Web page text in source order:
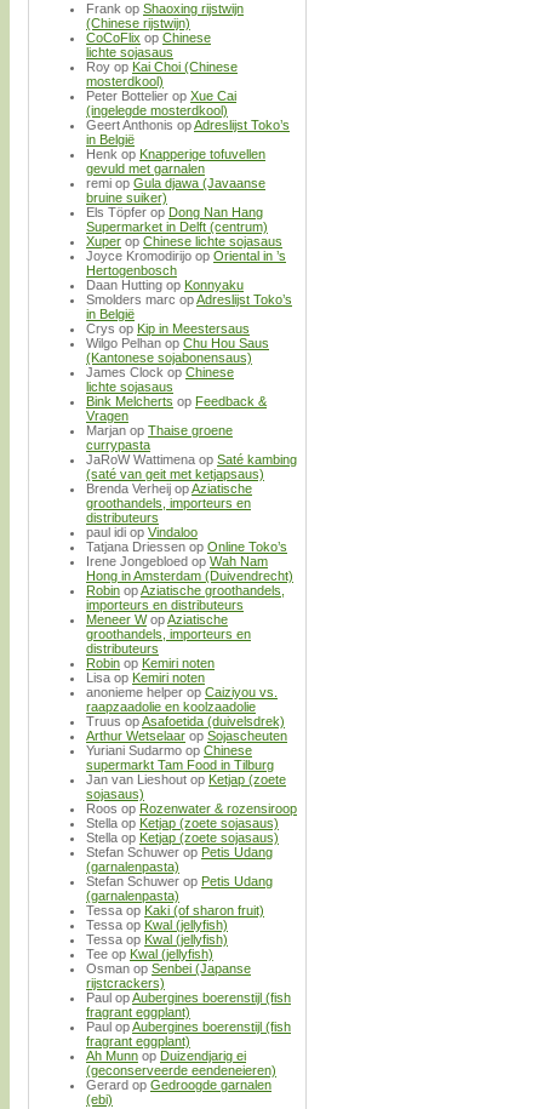
Frank op Shaoxing rijstwijn
(Chinese rijstwijn)
CoCoFlix op Chinese
lichte sojasaus
Roy op Kai Choi (Chinese
mosterdkool)
Peter Bottelier op Xue Cai
(ingelegde mosterdkool)
Geert Anthonis opAdreslijst Toko’s
in België
Henk op Knapperige tofuvellen
gevuld met garnalen
remi op Gula djawa (Javaanse
bruine suiker)
Els Töpfer op Dong Nan Hang
Supermarket in Delft (centrum)
Xuper op Chinese lichte sojasaus
Joyce Kromodirijo op Oriental in ’s
Hertogenbosch
Daan Hutting op Konnyaku
Smolders marc opAdreslijst Toko’s
in België
Crys op Kip in Meestersaus
Wilgo Pelhan op Chu Hou Saus
(Kantonese sojabonensaus)
James Clock op Chinese
lichte sojasaus
Bink Melcherts op Feedback &
Vragen
Marjan op Thaise groene
currypasta
JaRoW Wattimena op Saté kambing
(saté van geit met ketjapsaus)
Brenda Verheij opAziatische
groothandels, importeurs en
distributeurs
paul idi op Vindaloo
Tatjana Driessen op Online Toko’s
Irene Jongebloed op Wah Nam
Hong in Amsterdam (Duivendrecht)
Robin opAziatische groothandels,
importeurs en distributeurs
Meneer WopAziatische
groothandels, importeurs en
distributeurs
Robin op Kemiri noten
Lisa op Kemiri noten
anonieme helper op Caiziyou vs.
raapzaadolie en koolzaadolie
Truus opAsafoetida (duivelsdrek)
Arthur Wetselaar op Sojascheuten
Yuriani Sudarmo op Chinese
supermarkt Tam Food in Tilburg
Jan van Lieshout op Ketjap (zoete
sojasaus)
Roos op Rozenwater & rozensiroop
Stella op Ketjap (zoete sojasaus)
Stella op Ketjap (zoete sojasaus)
Stefan Schuwer op Petis Udang
(garnalenpasta)
Stefan Schuwer op Petis Udang
(garnalenpasta)
Tessa op Kaki (of sharon fruit)
Tessa op Kwal (jellyfish)
Tessa op Kwal (jellyfish)
Tee op Kwal (jellyfish)
Osman op Senbei (Japanse
rijstcrackers)
Paul opAubergines boerenstijl (fish
fragrant eggplant)
Paul opAubergines boerenstijl (fish
fragrant eggplant)
Ah Munn op Duizendjarig ei
(geconserveerde eendeneieren)
Gerard op Gedroogde garnalen
(ebi)